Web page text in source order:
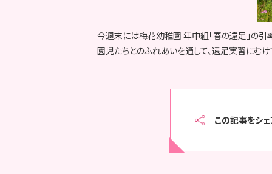
今週末には梅花幼稚園 年中組「春の遠足」の引
園児たちとのふれあいを通して、遠足実習にむ
この記事をシ